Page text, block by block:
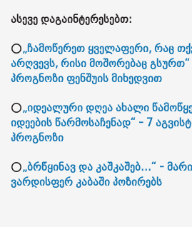
ასევე დაგაინტერესებთ:
⭕„ჩამოწერეთ ყველაფერი, რაც
არღვევს, რისი მოშორებაც
პროგნოზი ფენშუის მიხედვით
⭕„იდეალური დღეა ახალი
იდეების წარმოსაჩენად“ - 7
პროგნოზი
⭕„ბრწყინავ და კაშკაშებ...“ -
ვარდისფერ კაბაში პოზირებს